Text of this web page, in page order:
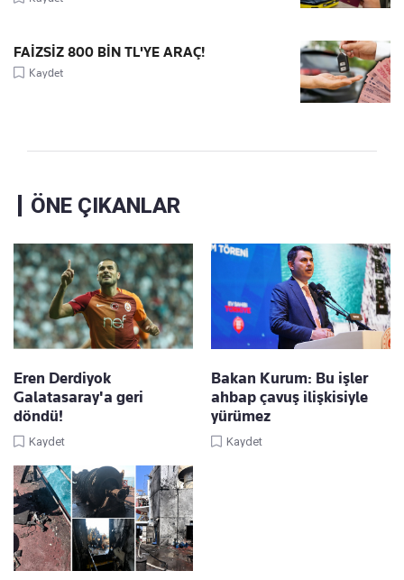
FAİZSİZ 800 BİN TL'YE ARAÇ!
Kaydet
ÖNE ÇIKANLAR
Eren Derdiyok
Galatasaray'a geri
döndü!
Kaydet
Bakan Kurum: Bu işler
ahbap çavuş ilişkisiyle
yürümez
Kaydet